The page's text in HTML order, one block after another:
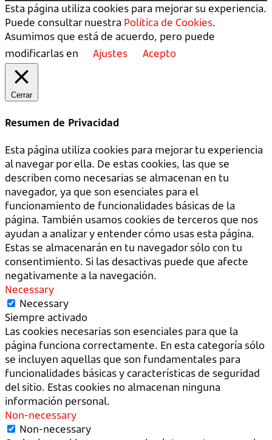
Esta página utiliza cookies para mejorar su experiencia.
Puede consultar nuestra Política de Cookies.
Asumimos que está de acuerdo, pero puede
modificarlas en
Ajustes Acepto
Cerrar
Resumen de Privacidad
Esta página utiliza cookies para mejorar tu experiencia
al navegar por ella. De estas cookies, las que se
describen como necesarias se almacenan en tu
navegador, ya que son esenciales para el
funcionamiento de funcionalidades básicas de la
página. También usamos cookies de terceros que nos
ayudan a analizar y entender cómo usas esta página.
Estas se almacenarán en tu navegador sólo con tu
consentimiento. Si las desactivas puede que afecte
negativamente a la navegación.
Necessary
Necessary
Siempre activado
Las cookies necesarias son esenciales para que la
página funciona correctamente. En esta categoría sólo
se incluyen aquellas que son fundamentales para
funcionalidades básicas y características de seguridad
del sitio. Estas cookies no almacenan ninguna
información personal.
Non-necessary
Non-necessary